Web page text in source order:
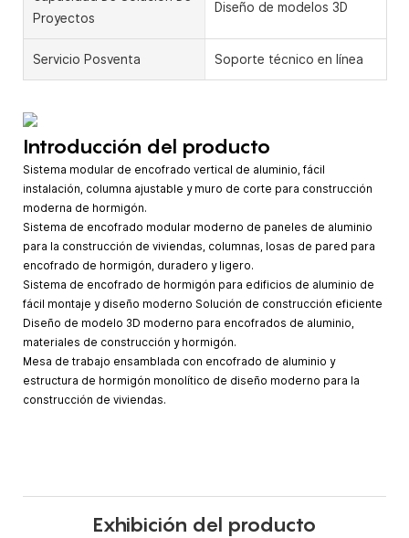
Proyectos
Diseño de modelos 3D
Servicio Posventa Soporte técnico en línea
Introducción del producto
Sistema modular de encofrado vertical de aluminio, fácil
instalación, columna ajustable y muro de corte para construcción
moderna de hormigón.
Sistema de encofrado modular moderno de paneles de aluminio
para la construcción de viviendas, columnas, losas de pared para
encofrado de hormigón, duradero y ligero.
Sistema de encofrado de hormigón para edificios de aluminio de
fácil montaje y diseño moderno Solución de construcción eficiente
Diseño de modelo 3D moderno para encofrados de aluminio,
materiales de construcción y hormigón.
Mesa de trabajo ensamblada con encofrado de aluminio y
estructura de hormigón monolítico de diseño moderno para la
construcción de viviendas.
Exhibición del producto